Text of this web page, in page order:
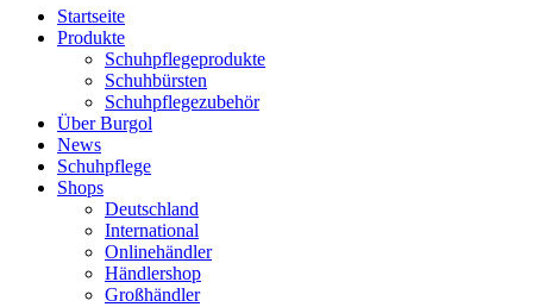
Startseite
Produkte
Schuhpflegeprodukte
Schuhbürsten
Schuhpflegezubehör
Über Burgol
News
Schuhpflege
Shops
Deutschland
International
Onlinehändler
Händlershop
Großhändler